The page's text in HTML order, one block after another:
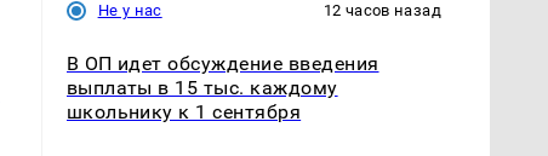
Не у нас 12 часов назад
В ОП идет обсуждение введения
выплаты в 15 тыс. каждому
школьнику к 1 сентября